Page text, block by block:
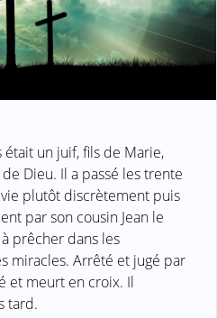
était un juif, fils de Marie,
Dieu. Il a passé les trente
plutôt discrètement puis
par son cousin Jean le
prêcher dans les
miracles. Arrêté et jugé par
et meurt en croix. Il
tard.